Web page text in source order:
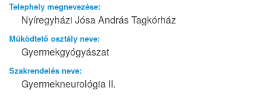
Telephely megnevezése:
Nyíregyházi Jósa András Tagkórház
Működtető osztály neve:
Gyermekgyógyászat
Szakrendelés neve:
Gyermekneurológia II.